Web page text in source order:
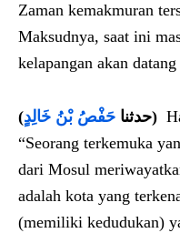
Zaman kemakmuran
Maksudnya, saat ini
kelapangan akan datang
( حدثنا حَفْصُ بْنُ خَالِدٍ )
“Seorang terkemuka
dari Mosul
adalah kota yang
(memiliki kedudukan)